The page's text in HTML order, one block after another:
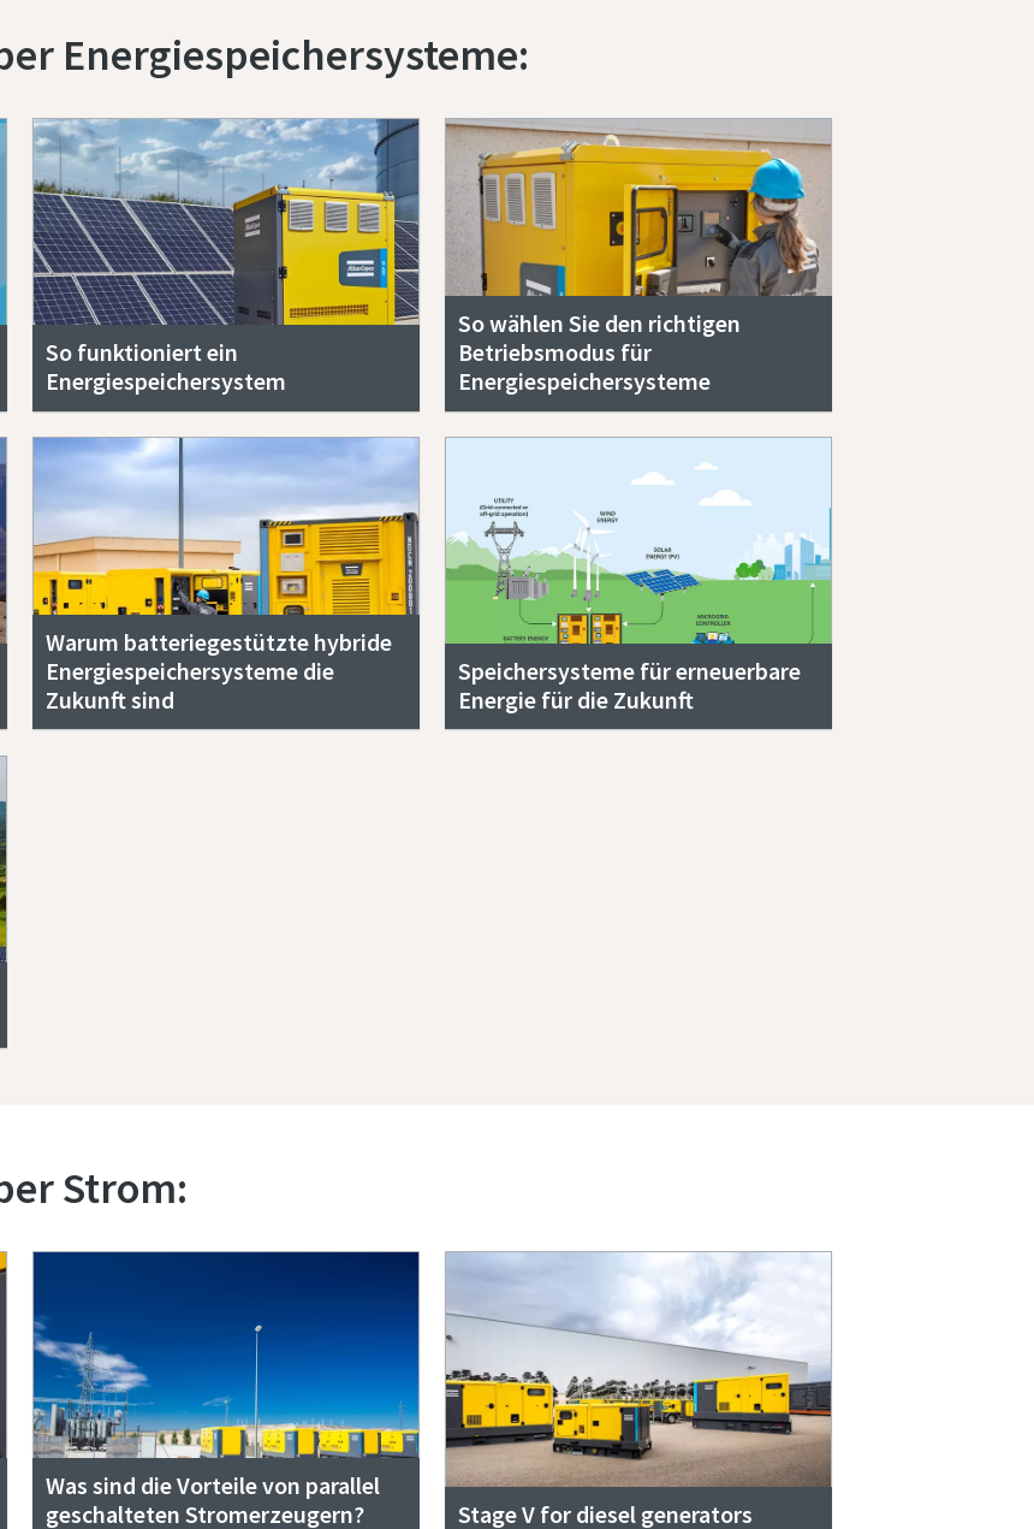
Energiespeichersysteme:
So funktioniert ein
Energiespeichersystem
So wählen Sie den richtigen
Betriebsmodus für
Energiespeichersysteme
Warum batteriegestützte hybride
Energiespeichersysteme die
Zukunft sind
Speichersysteme für erneuerbare
Energie für die Zukunft
Strom:
Was sind die Vorteile von parallel
geschalteten Stromerzeugern?
Stage V for diesel generators